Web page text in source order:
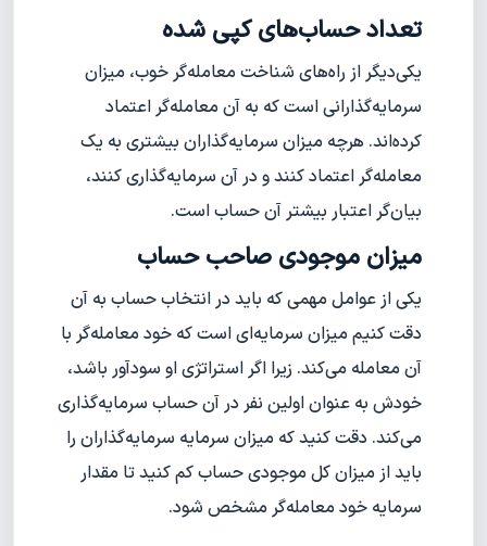
تعداد حساب‌های کپی شده
یکی‌دیگر از راه‌های شناخت معامله‌گر خوب، میزان
سرمایه‌گذارانی است که به آن معامله‌گر اعتماد
کرده‌اند. هرچه میزان سرمایه‌گذاران بیشتری به یک
معامله‌گر اعتماد کنند و در آن سرمایه‌گذاری کنند،
بیان‌گر اعتبار بیشتر آن حساب است.
میزان موجودی صاحب حساب
یکی از عوامل مهمی که باید در انتخاب حساب به آن
دقت کنیم میزان سرمایه‌ای است که خود معامله‌گر با
آن معامله می‌کند. زیرا اگر استراتژی او سودآور باشد،
خودش به عنوان اولین نفر در آن حساب سرمایه‌گذاری
می‌کند. دقت کنید که میزان سرمایه سرمایه‌گذاران را
باید از میزان کل موجودی حساب کم کنید تا مقدار
سرمایه خود معامله‌گر مشخص شود.